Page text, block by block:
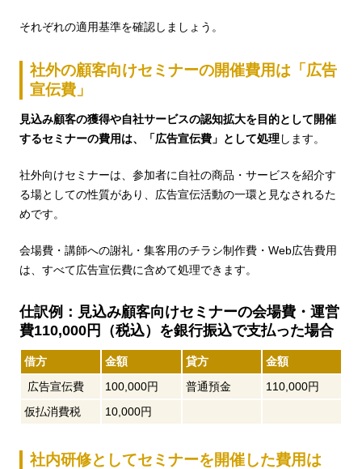
それぞれの適用基準を確認しましょう。
社外の顧客向けセミナーの開催費用は「広告
宣伝費」
見込み顧客の獲得や自社サービスの認知拡大を目的として開催
するセミナーの費用は、「広告宣伝費」として処理します。
社外向けセミナーは、参加者に自社の商品・サービスを紹介す
る場としての性質があり、広告宣伝活動の一環と見なされるた
めです。
会場費・講師への謝礼・集客用のチラシ制作費・Web広告費用
は、すべて広告宣伝費に含めて処理できます。
仕訳例：見込み顧客向けセミナーの会場費・運営
費110,000円（税込）を銀行振込で支払った場合
借方 金額 貸方
金額
広告宣伝費
100,000円 普通預金
110,000円
仮払消費税
10,000円
社内研修としてセミナーを開催した費用は